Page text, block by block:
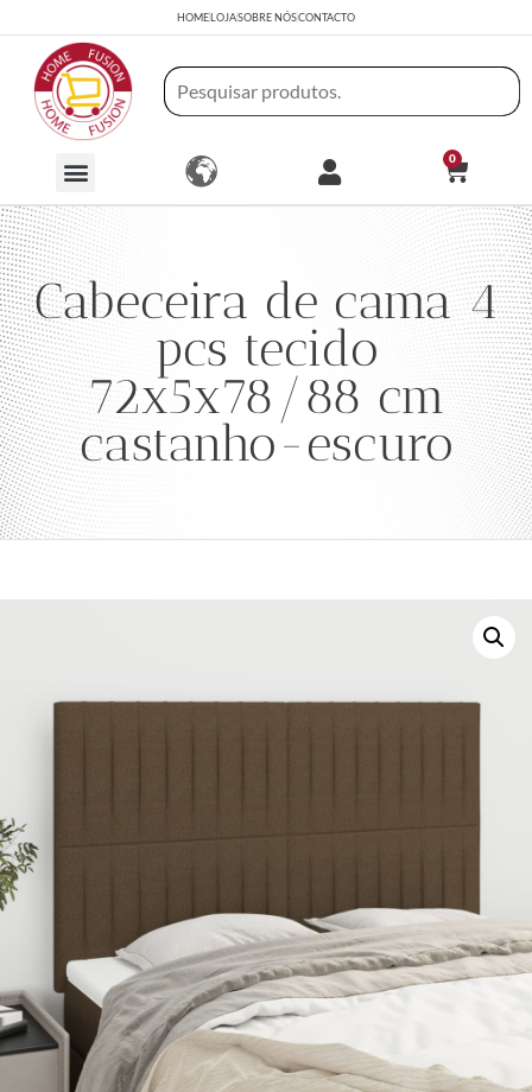
HOMELOJASOBRE NÓSCONTACTO
0
Cabeceira de cama 4
pcs tecido
72x5x78/88 cm
castanho-escuro